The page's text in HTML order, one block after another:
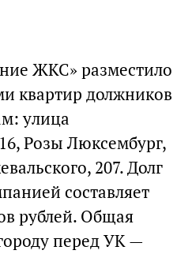
ЖКС» разместило
квартир должников
улица
Розы Люксембург,
207. Долг
составляет
рублей. Общая
перед УК —